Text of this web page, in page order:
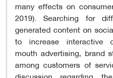
many effects on
2019). Searching for
generated content on
to increase interactive
mouth advertising, brand
among customers of